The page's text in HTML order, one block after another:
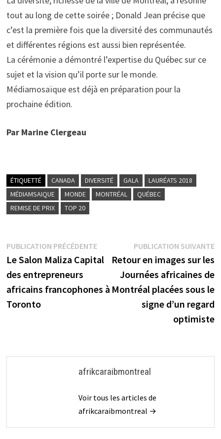
tout au long de cette soirée ; Donald Jean précise que
c’est la première fois que la diversité des communautés
et différentes régions est aussi bien représentée.
La cérémonie a démontré l’expertise du Québec sur ce
sujet et la vision qu’il porte sur le monde.
Médiamosaïque est déjà en préparation pour la
prochaine édition.
Par Marine Clergeau
ÉTIQUETTÉ CANADA DIVERSITÉ GALA
LAURÉATS 2018
MÉDIAMSAIQUE
MONDE MONTRÉAL
QUÉBEC
REMISE DE PRIX
TOP 20
Navigation
de
l’article
PUBLICATION PRÉCÉDENTEPublication
précédente :
Le Salon Maliza Capital
des entrepreneurs
africains francophones à
Toronto
PUBLICATION SUIVANTE
Retour en images sur les
Journées africaines de
Montréal placées sous le
signe d’un regard
optimiste
afrikcaraibmontreal
Voir tous les articles de
afrikcaraibmontreal →